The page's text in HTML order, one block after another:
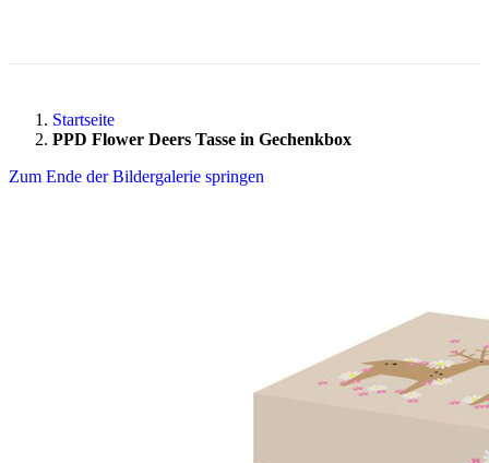
Startseite
PPD Flower Deers Tasse in Gechenkbox
Zum Ende der Bildergalerie springen